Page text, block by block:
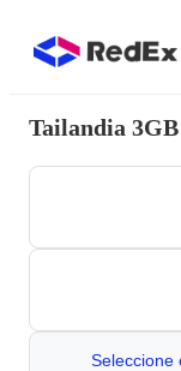
Tailandia
Seleccione